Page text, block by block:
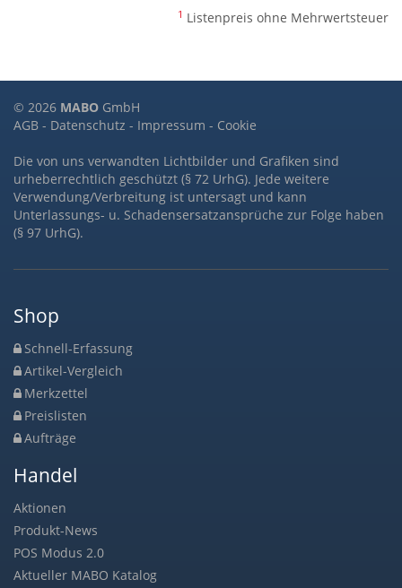
1 Listenpreis ohne Mehrwertsteuer
© 2026 MABO GmbH
AGB - Datenschutz - Impressum - Cookie
Die von uns verwandten Lichtbilder und Grafiken sind
urheberrechtlich geschützt (§ 72 UrhG). Jede weitere
Verwendung/Verbreitung ist untersagt und kann
Unterlassungs- u. Schadensersatzansprüche zur Folge haben
(§ 97 UrhG).
Shop
Schnell-Erfassung
Artikel-Vergleich
Merkzettel
Preislisten
Aufträge
Handel
Aktionen
Produkt-News
POS Modus 2.0
Aktueller MABO Katalog